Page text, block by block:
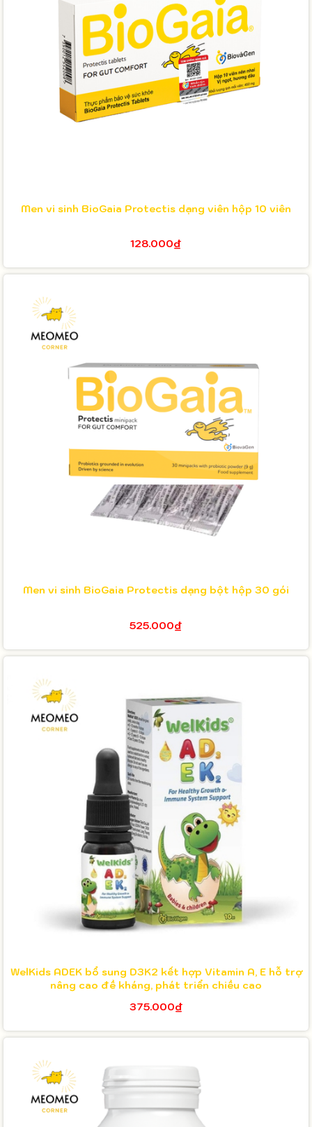
Men vi sinh BioGaia Protectis dạng viên hộp 10 viên
128.000₫
Men vi sinh BioGaia Protectis dạng bột hộp 30 gói
525.000₫
WelKids ADEK bổ sung D3K2 kết hợp Vitamin A, E hỗ trợ
nâng cao đề kháng, phát triển chiều cao
375.000₫